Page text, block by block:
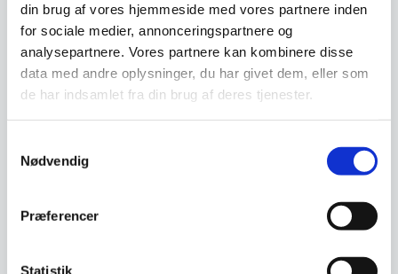
din brug af vores hjemmeside med vores partnere inden
for sociale medier, annonceringspartnere og
analysepartnere. Vores partnere kan kombinere disse
data med andre oplysninger, du har givet dem, eller som
de har indsamlet fra din brug af deres tjenester.
Nødvendig
Præferencer
Statistik
Forskærekniv 18 cm –
Yaxell RAN
RANSerien: RAN er et skridt op i
1.349,00 DKK.
1.149,00DKK
pris
er:
Vi prismatcher
køleelementer + 1 stk. låg.
Måler: 430x290x(H)150 mm.